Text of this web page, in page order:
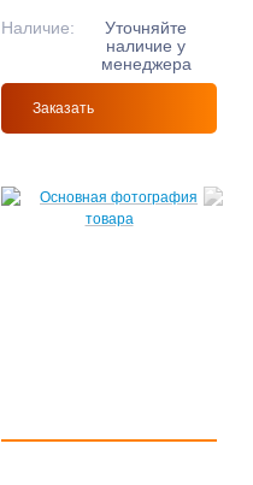
Наличие:
Уточняйте
наличие у
менеджера
Заказать